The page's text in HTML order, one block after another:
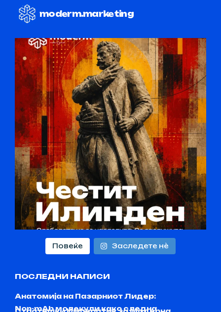
moderm.marketing
Повеќе Заследете нѐ
ПОСЛЕДНИ НАПИСИ
Анатомија на Пазарниот Лидер:
Non-mAb молекули како следна